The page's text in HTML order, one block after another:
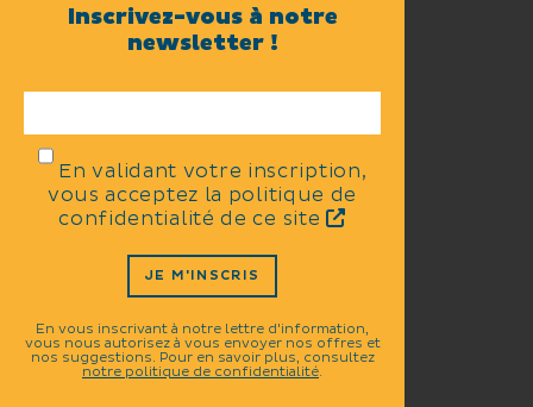
Inscrivez-vous à notre
newsletter !
En validant votre inscription,
vous acceptez la politique de
confidentialité de ce site
JE M'INSCRIS
En vous inscrivant à notre lettre d'information,
vous nous autorisez à vous envoyer nos offres et
nos suggestions. Pour en savoir plus, consultez
notre politique de confidentialité.